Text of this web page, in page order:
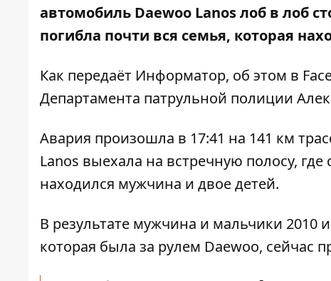
автомобиль Daewoo Lanos лоб в лоб
погибла почти вся семья, которая
Как передаёт Информатор, об этом в
Департамента патрульной полиции
Авария произошла в 17:41 на 141 км
Lanos выехала на встречную полосу,
находился мужчина и двое детей.
В результате мужчина и мальчики 2010
которая была за рулем Daewoo, сейчас